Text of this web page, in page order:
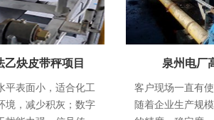
乙炔皮带秤项目
平表面小，适合化工
境，减少积灰；数字
泉州电厂
客户现场一直有
随着企业生产规